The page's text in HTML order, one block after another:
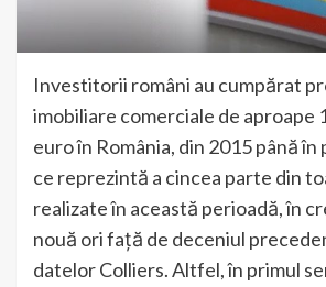
Investitorii români au cumpărat
imobiliare comerciale de aproape
euro în România, din 2015 până în
ce reprezintă a cincea parte din
realizate în această perioadă, în
nouă ori față de deceniul
datelor Colliers. Altfel, în primul